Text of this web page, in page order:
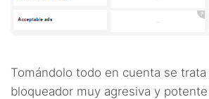
Tomándolo todo en cuenta se trata
bloqueador muy agresiva y